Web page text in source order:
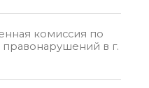
комиссия по
в г.